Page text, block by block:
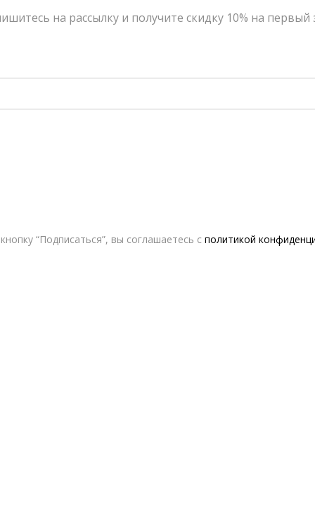
на рассылку и получите скидку 10% на первый
“Подписаться”, вы соглашаетесь с политикой